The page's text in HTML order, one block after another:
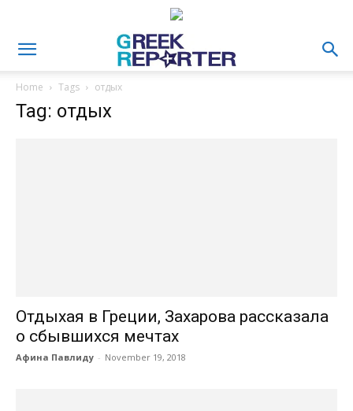
Home Tags отдых
Tag: отдых
Отдыхая в Греции, Захарова рассказала
о сбывшихся мечтах
Афина Павлиду - November 19, 2018